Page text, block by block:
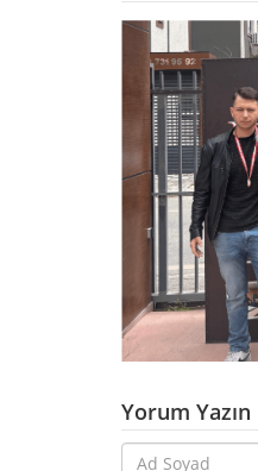
Yorum Yazın